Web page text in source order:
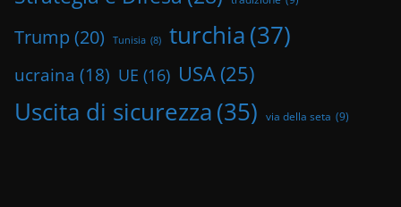
Trump (20) Tunisia (8) turchia(37)
ucraina (18) UE (16) USA (25)
Uscita di sicurezza(35) via della seta (9)